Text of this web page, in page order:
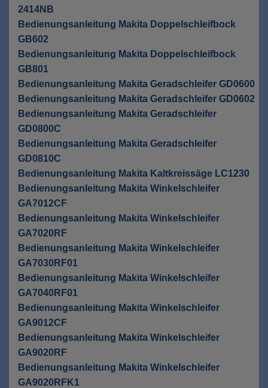
2414NB
Bedienungsanleitung Makita Doppelschleifbock
GB602
Bedienungsanleitung Makita Doppelschleifbock
GB801
Bedienungsanleitung Makita Geradschleifer GD0600
Bedienungsanleitung Makita Geradschleifer GD0602
Bedienungsanleitung Makita Geradschleifer
GD0800C
Bedienungsanleitung Makita Geradschleifer
GD0810C
Bedienungsanleitung Makita Kaltkreissäge LC1230
Bedienungsanleitung Makita Winkelschleifer
GA7012CF
Bedienungsanleitung Makita Winkelschleifer
GA7020RF
Bedienungsanleitung Makita Winkelschleifer
GA7030RF01
Bedienungsanleitung Makita Winkelschleifer
GA7040RF01
Bedienungsanleitung Makita Winkelschleifer
GA9012CF
Bedienungsanleitung Makita Winkelschleifer
GA9020RF
Bedienungsanleitung Makita Winkelschleifer
GA9020RFK1